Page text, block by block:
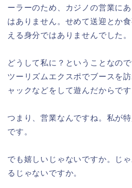
ーラーのため、カジノの営業に
はありません。せめて送迎とか
える身分ではありませんでした。
どうして私に？ということなの
ツーリズムエクスポでブースを
ャックなどをして遊んだからです
つまり、営業なんですね。私が
です。
でも嬉しいじゃないですか。じ
るじゃないですか。